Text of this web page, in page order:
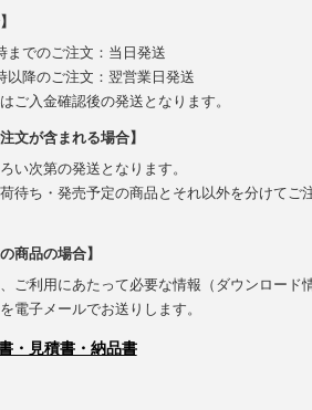
までのご注文：当日発送
以降のご注文：翌営業日発送
ご入金確認後の発送となります。
文が含まれる場合】
い次第の発送となります。
待ち・発売予定の商品とそれ以外を分けてご
商品の場合】
ご利用にあたって必要な情報（ダウンロード
電子メールでお送りします。
・見積書・納品書